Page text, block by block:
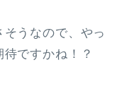
うなので、やっ
ですかね！？